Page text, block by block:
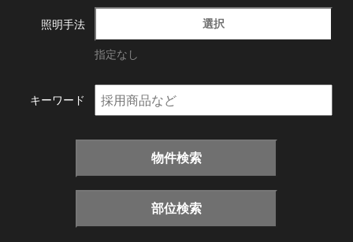
照明手法 選択
指定なし
キーワード
物件検索
部位検索